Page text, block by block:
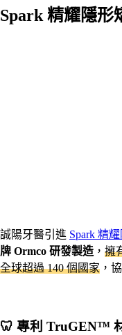
Spark 精耀隱形
誠陽牙醫引進 Spark 精
牌 Ormco 研發製造 ， 擁
全球超過 140 個國家 ，
🦷 專利 TruGEN™